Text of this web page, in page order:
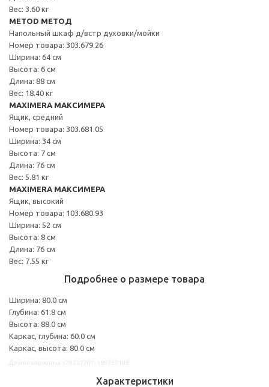
Вес: 3.60 кг
METOD МЕТОД
Напольный шкаф д/встр духовки/мойки
Номер товара: 303.679.26
Ширина: 64 см
Высота: 6 см
Длина: 88 см
Вес: 18.40 кг
MAXIMERA МАКСИМЕРА
Ящик, средний
Номер товара: 303.681.05
Ширина: 34 см
Высота: 7 см
Длина: 76 см
Вес: 5.81 кг
MAXIMERA МАКСИМЕРА
Ящик, высокий
Номер товара: 103.680.93
Ширина: 52 см
Высота: 8 см
Длина: 76 см
Вес: 7.55 кг
Подробнее о размере товара
Ширина: 80.0 см
Глубина: 61.8 см
Высота: 88.0 см
Каркас, глубина: 60.0 см
Каркас, высота: 80.0 см
Характеристики